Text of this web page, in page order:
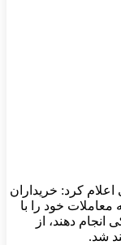
کرد: خریداران
خود را با
دهند، از
شد.